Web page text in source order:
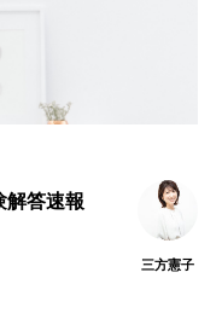
解答速報
三方憲子